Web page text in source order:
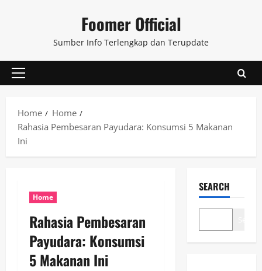
Foomer Official
Sumber Info Terlengkap dan Terupdate
Primary
Home
Home
Rahasia Pembesaran Payudara: Konsumsi 5 Makanan
Ini
Home
Rahasia Pembesaran
Payudara: Konsumsi
5 Makanan Ini
SEARCH